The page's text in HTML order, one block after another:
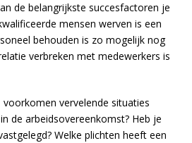
de belangrijkste succesfactoren je
mensen werven is een
behouden is zo mogelijk nog
verbreken met medewerkers is
vervelende situaties
de arbeidsovereenkomst? Heb je
Welke plichten heeft een